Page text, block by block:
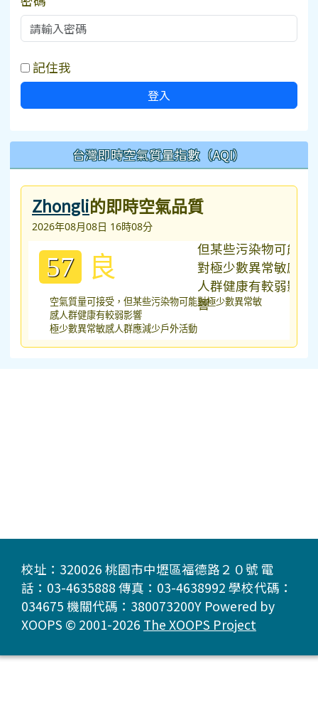
記住我
登入
台灣即時空氣質量指數（AQI）
Zhongli的即時空氣品質
2026年08月08日 16時08分
57 良
空氣質量可接受，但某些污染物可能對極少數異常敏
感人群健康有較弱影響
極少數異常敏感人群應減少戶外活動
校址：320026 桃園市中壢區福德路２０號 電
話：03-4635888 傳真：03-4638992 學校代碼：
034675 機關代碼：380073200Y Powered by
XOOPS © 2001-2026 The XOOPS Project